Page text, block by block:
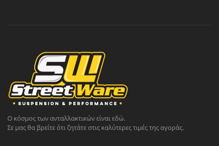
Ο κόσμος των ανταλλακτικών είναι εδώ.
Σε μας θα βρείτε ότι ζητάτε στις καλύτερες τιμές της αγοράς.